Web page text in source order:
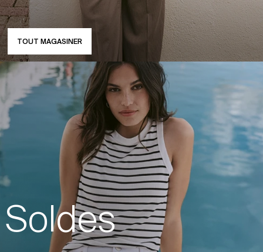
TOUT MAGASINER
Soldes